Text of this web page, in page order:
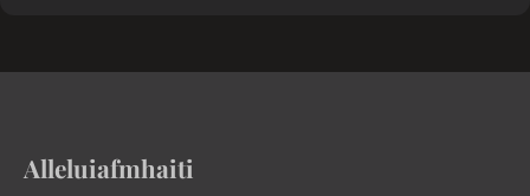
Alleluiafmhaiti